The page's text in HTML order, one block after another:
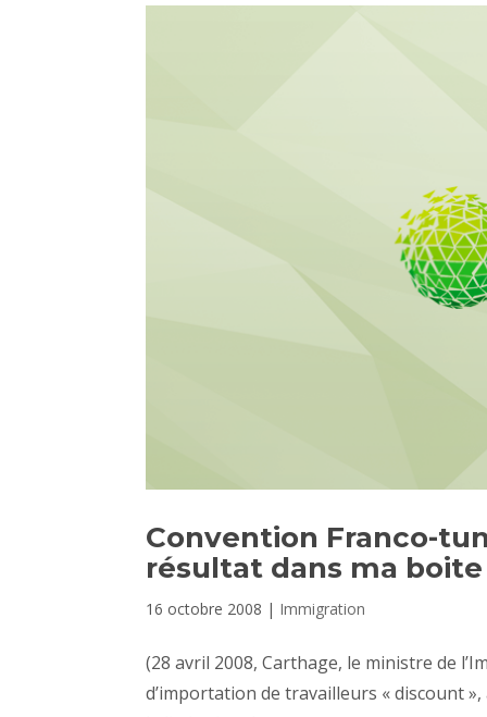
Convention Franco-
résultat dans ma
16 octobre 2008 | Immigration
(28 avril 2008, Carthage, le ministre de
d’importation de travailleurs « discount